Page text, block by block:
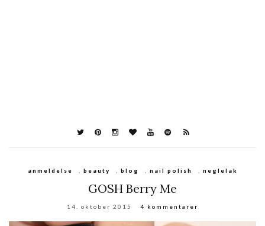
anmeldelse , beauty , blog , nail polish , neglelak
GOSH Berry Me
14. oktober 2015 4 kommentarer